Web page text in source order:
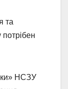
та
потрібен
НСЗУ